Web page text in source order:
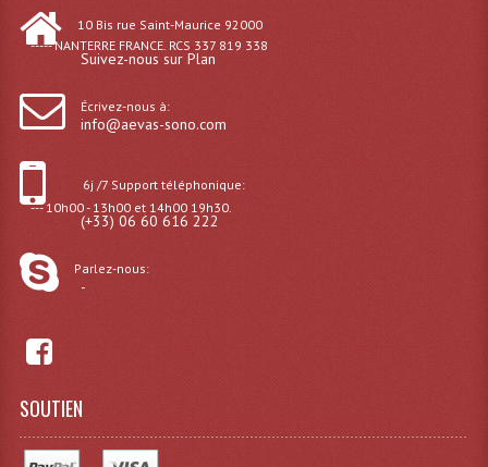
Effets Lumineux À Leds
Effets Lumineux, Centre De Piste
Effets Lumineux, Effets Disco
Blocs De Puissance
10 Bis rue Saint-Maurice 92000
----- NANTERRE FRANCE. RCS 337 819 338
Suivez-nous sur Plan
Écrivez-nous à:
info@aevas-sono.com
6j /7 Support téléphonique:
--- 10h00 - 13h00 et 14h00 19h30.
(+33) 06 60 616 222
Parlez-nous:
-
SOUTIEN